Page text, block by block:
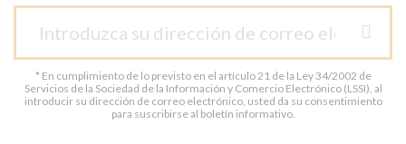
* En cumplimiento de lo previsto en el artículo 21 de la Ley 34/2002 de
Servicios de la Sociedad de la Información y Comercio Electrónico (LSSI), al
introducir su dirección de correo electrónico, usted da su consentimiento
para suscribirse al boletín informativo.